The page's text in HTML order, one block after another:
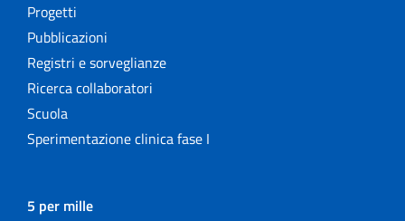
Progetti
Pubblicazioni
Registri e sorveglianze
Ricerca collaboratori
Scuola
Sperimentazione clinica fase I
5 per mille